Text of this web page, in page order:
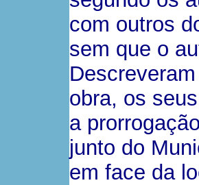
com outros
sem que o
obra, os
a
junto do
em face da